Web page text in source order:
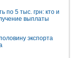
по 5 тыс. грн: кто и
выплаты
экспорта